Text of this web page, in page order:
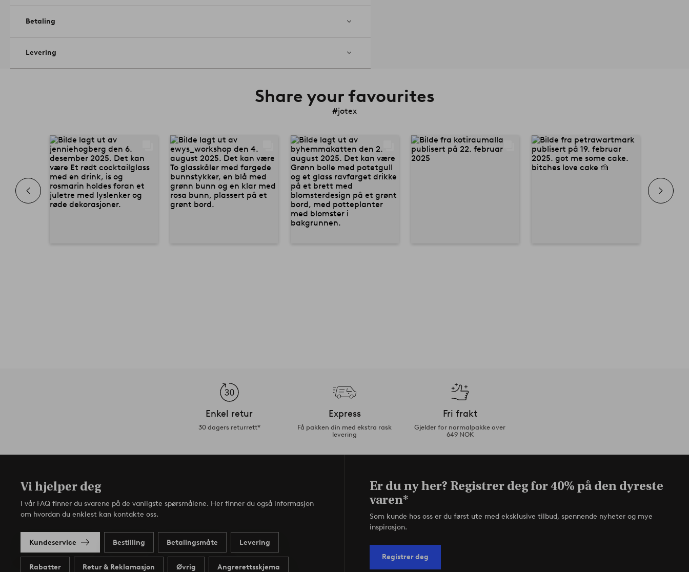
Betaling
Levering
Share your favourites
#jotex
Enkel retur
30 dagers returrett*
Express
Få pakken din med ekstra rask
levering
Fri frakt
Gjelder for normalpakke over
649 NOK
Vi hjelper deg
I vår FAQ finner du svarene på de vanligste spørsmålene. Her finner du også informasjon
om hvordan du enklest kan kontakte oss.
Kundeservice Bestilling Betalingsmåte Levering
Rabatter Retur & Reklamasjon Øvrig Angrerettsskjema
Er du ny her? Registrer deg for 40% på den dyreste
varen*
Som kunde hos oss er du først ute med eksklusive tilbud, spennende nyheter og mye
inspirasjon.
Registrer deg